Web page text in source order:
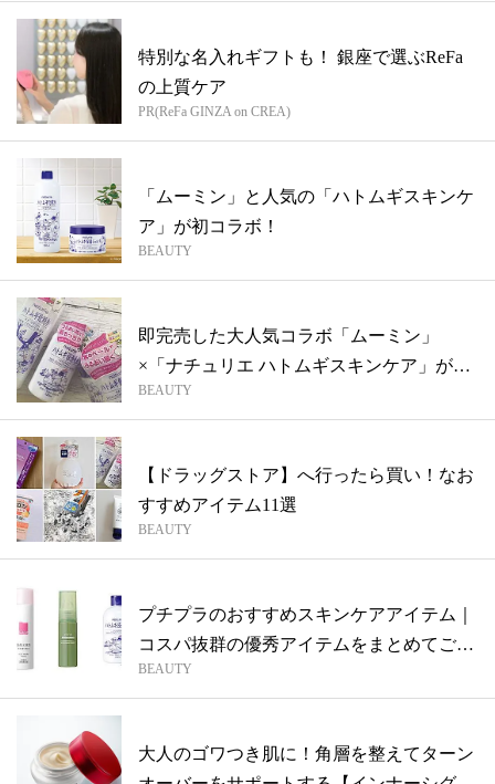
特別な名入れギフトも！ 銀座で選ぶReFa
の上質ケア
PR(ReFa GINZA on CREA)
「ムーミン」と人気の「ハトムギスキンケ
ア」が初コラボ！
BEAUTY
即完売した大人気コラボ「ムーミン」
×「ナチュリエ ハトムギスキンケア」が帰
ってき...
BEAUTY
【ドラッグストア】へ行ったら買い！なお
すすめアイテム11選
BEAUTY
プチプラのおすすめスキンケアアイテム｜
コスパ抜群の優秀アイテムをまとめてご紹
介！
BEAUTY
大人のゴワつき肌に！角層を整えてターン